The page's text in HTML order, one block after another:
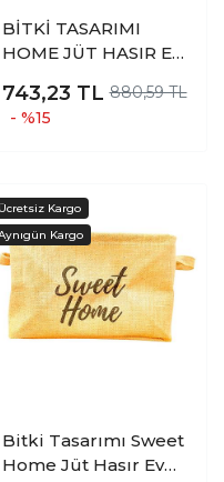
BİTKİ TASARIMI
HOME JÜT HASIR EV
MUTFAK BANYO
SALON SEPETİ
743,23 TL 880,59 TL
- %15
Bitki Tasarımı Sweet
Home Jüt Hasır Ev